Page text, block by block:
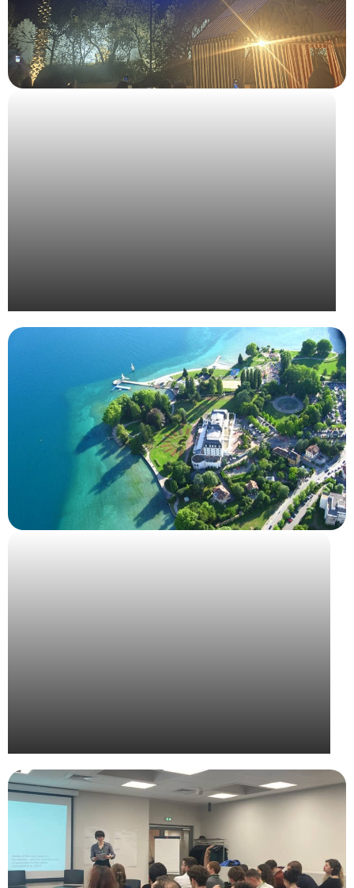
Organisation de la convention Bjorg 2024 à Séville
UPE – Grand Prix de la Communication Extérieure